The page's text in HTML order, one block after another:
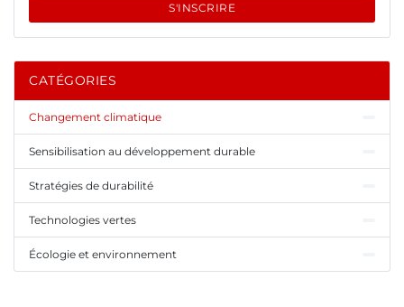
S'INSCRIRE
CATÉGORIES
Changement climatique
Sensibilisation au développement durable
Stratégies de durabilité
Technologies vertes
Écologie et environnement